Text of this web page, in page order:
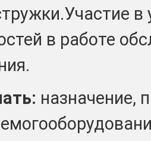
в
в работе
назначение,